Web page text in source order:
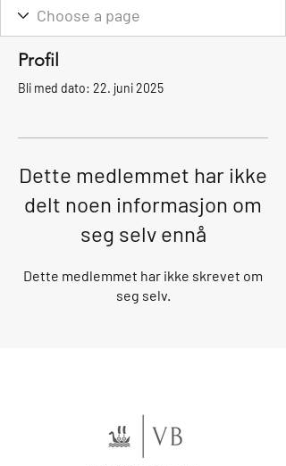
Profil
Bli med dato: 22. juni 2025
Dette medlemmet har ikke
delt noen informasjon om
seg selv ennå
Dette medlemmet har ikke skrevet om
seg selv.